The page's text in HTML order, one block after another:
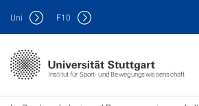
Institut für Sport- und Bewegungswissenschaft
Uni F10